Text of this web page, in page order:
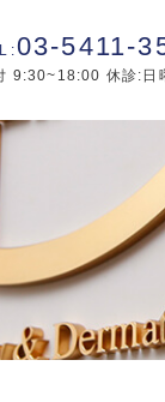
03-5411-
9:30~18:00 休診:日